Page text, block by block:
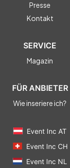
Presse
Kontakt
SERVICE
Magazin
FÜR ANBIETER
Wie inseriere ich?
Event Inc AT
Event Inc CH
Event Inc NL